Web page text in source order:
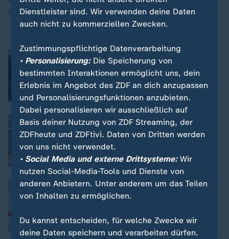
gesendet.
Lars Klingbeil und der Groll der SPD-
Basis
Andreas Huppert
Video4:02
Die Zeitenwende im Hinterland
Mathis Feldhoff
Video 4:08
Ist die Politik bei der Bahn machtlos?
Scarlett Sternberg
Dienstleister sind. Wir verwenden deine Daten
auch nicht zu kommerziellen Zwecken.
Zustimmungspflichtige Datenverarbeitung
• Personalisierung:Die Speicherung von
bestimmten Interaktionen ermöglicht uns, dein
Erlebnis im Angebot des ZDF an dich anzupassen
und Personalisierungsfunktionen anzubieten.
Dabei personalisieren wir ausschließlich auf
Basis deiner Nutzung von ZDF Streaming, der
ZDFheute und ZDFtivi. Daten von Dritten werden
von uns nicht verwendet.
• Social Media und externe Drittsysteme:Wir
nutzen Social-Media-Tools und Dienste von
anderen Anbietern. Unter anderem um das Teilen
von Inhalten zu ermöglichen.
Du kannst entscheiden, für welche Zwecke wir
deine Daten speichern und verarbeiten dürfen.